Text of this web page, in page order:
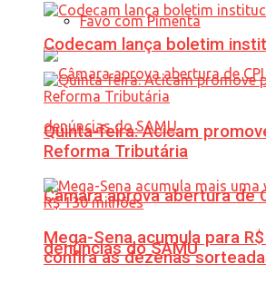
Favo com Pimenta
Câmara aprova abertura de
denúncias do SAMU
Codecam lança boletim
Quinta-feira: Acicam
Reforma Tributária
Mega-Sena acumula para
confira as dezenas